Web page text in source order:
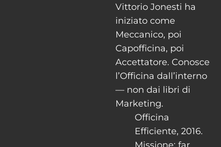
Vittorio Jonesti ha
iniziato come
Meccanico, poi
Capofficina, poi
Accettatore. Conosce
l’Officina dall’interno
— non dai libri di
Marketing.
Officina
Efficiente, 2016.